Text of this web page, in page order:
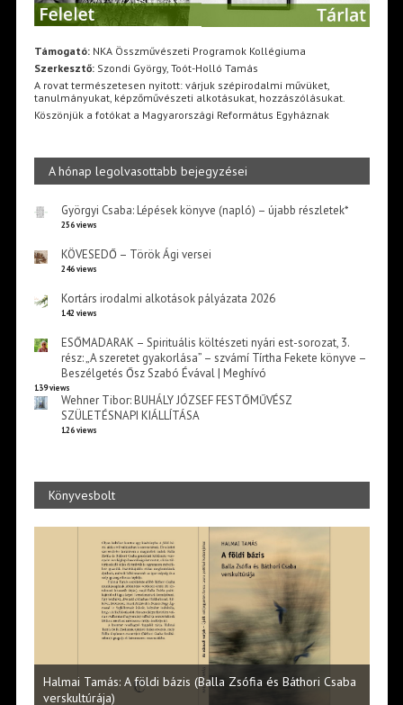
Támogató:NKA Összművészeti Programok Kollégiuma
Szerkesztő:Szondi György, Toót-Holló Tamás
A rovat természetesen nyitott: várjuk szépirodalmi művüket,
tanulmányukat, képzőművészeti alkotásukat, hozzászólásukat.
Köszönjük a fotókat a Magyarországi Református Egyháznak
A hónap legolvasottabb bejegyzései
Györgyi Csaba: Lépések könyve (napló) – újabb részletek*
256 views
KÖVESEDŐ – Török Ági versei
246 views
Kortárs irodalmi alkotások pályázata 2026
142 views
ESŐMADARAK – Spirituális költészeti nyári est-sorozat, 3.
rész: „A szeretet gyakorlása” – szvámí Tírtha Fekete könyve –
Beszélgetés Ősz Szabó Évával | Meghívó
139 views
Wehner Tibor: BUHÁLY JÓZSEF FESTŐMŰVÉSZ
SZÜLETÉSNAPI KIÁLLÍTÁSA
126 views
Könyvesbolt
Keck Mária: Egy flamencotáncosnő feljegyzései